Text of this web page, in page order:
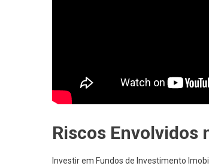
Riscos Envolvidos
Investir em Fundos de Investimento